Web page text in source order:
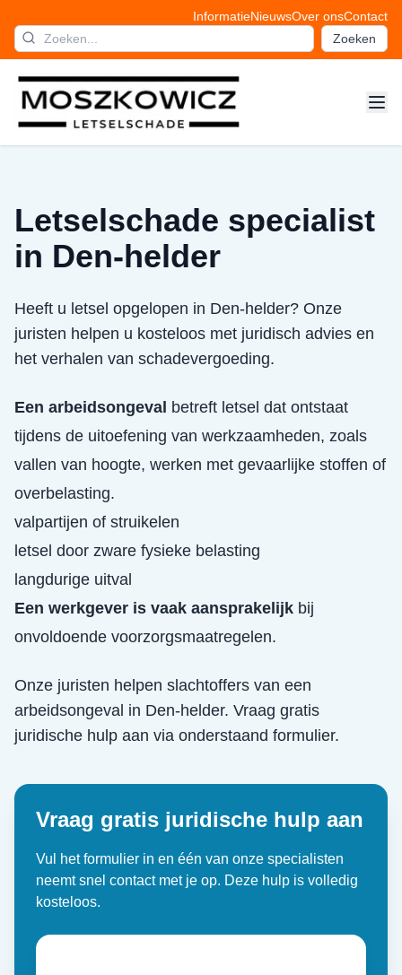
InformatieNieuwsOver onsContact
Zoeken
Letselschade specialist
in Den-helder
Heeft u letsel opgelopen in Den-helder? Onze
juristen helpen u kosteloos met juridisch advies en
het verhalen van schadevergoeding.
Een arbeidsongeval betreft letsel dat ontstaat
tijdens de uitoefening van werkzaamheden, zoals
vallen van hoogte, werken met gevaarlijke stoffen of
overbelasting.
valpartijen of struikelen
letsel door zware fysieke belasting
langdurige uitval
Een werkgever is vaak aansprakelijk bij
onvoldoende voorzorgsmaatregelen.
Onze juristen helpen slachtoffers van een
arbeidsongeval in Den-helder. Vraag gratis
juridische hulp aan via onderstaand formulier.
Vraag gratis juridische hulp aan
Vul het formulier in en één van onze specialisten
neemt snel contact met je op. Deze hulp is volledig
kosteloos.